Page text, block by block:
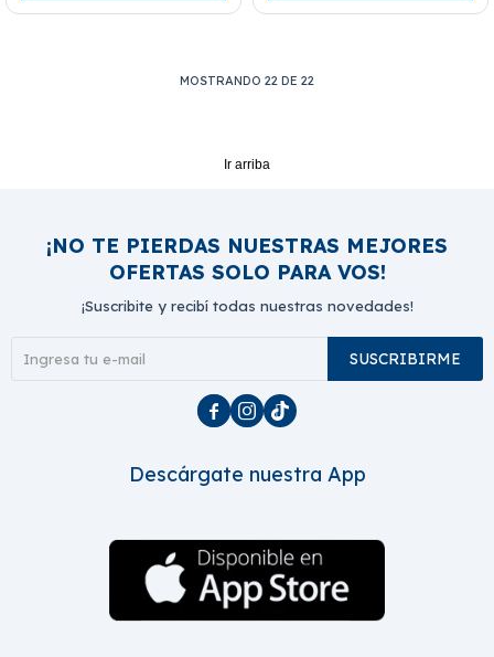
MOSTRANDO 22 DE 22
Ir arriba
¡NO TE PIERDAS NUESTRAS MEJORES
OFERTAS SOLO PARA VOS!
¡Suscribite y recibí todas nuestras novedades!
SUSCRIBIRME
  
Descárgate nuestra App